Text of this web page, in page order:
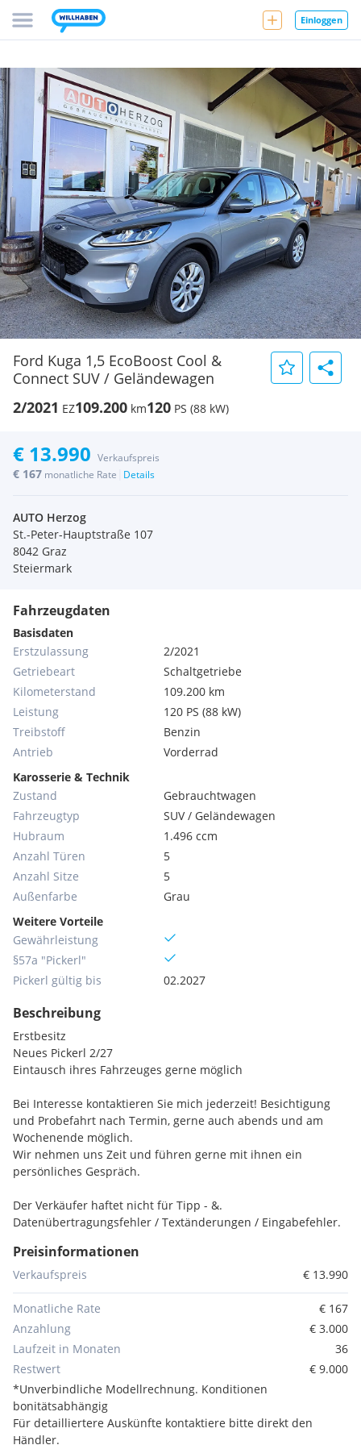
Einloggen
Ford Kuga 1,5 EcoBoost Cool &
Connect SUV / Geländewagen
2/2021 EZ109.200 km120 PS (88 kW)
€ 13.990 Verkaufspreis
€ 167 monatliche Rate Details
AUTO Herzog
St.-Peter-Hauptstraße 107
8042 Graz
Steiermark
Fahrzeugdaten
Basisdaten
Erstzulassung
2/2021
Getriebeart
Schaltgetriebe
Kilometerstand
109.200 km
Leistung
120 PS (88 kW)
Treibstoff
Benzin
Antrieb
Vorderrad
Karosserie & Technik
Zustand
Gebrauchtwagen
Fahrzeugtyp
SUV / Geländewagen
Hubraum
1.496 ccm
Anzahl Türen
5
Anzahl Sitze
5
Außenfarbe
Grau
Weitere Vorteile
Gewährleistung
§57a "Pickerl"
Pickerl gültig bis
02.2027
Beschreibung
Erstbesitz
Neues Pickerl 2/27
Eintausch ihres Fahrzeuges gerne möglich
Bei Interesse kontaktieren Sie mich jederzeit! Besichtigung
und Probefahrt nach Termin, gerne auch abends und am
Wochenende möglich.
Wir nehmen uns Zeit und führen gerne mit ihnen ein
persönliches Gespräch.
Der Verkäufer haftet nicht für Tipp - &.
Datenübertragungsfehler / Textänderungen / Eingabefehler.
Beschreibungen. Sie stellen keine zugesicherten
Eigenschaften dar.
Serienausstattungen:
Handschuhfach beleuchtet
Start-Stopp-System
Gepäckraumbeleuchtung
Scheibenbremsen vorn und hinten
ABS
Kopfstützen vorn, höhenverstellbar
Preisinformationen
Verkaufspreis € 13.990
Monatliche Rate
€ 167
Anzahlung
€ 3.000
Laufzeit in Monaten
36
Restwert
€ 9.000
*Unverbindliche Modellrechnung. Konditionen
bonitätsabhängig
Für detailliertere Auskünfte kontaktiere bitte direkt den
Händler.